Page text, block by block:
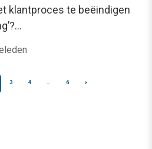
klantproces te beëindigen
3 4 6 >